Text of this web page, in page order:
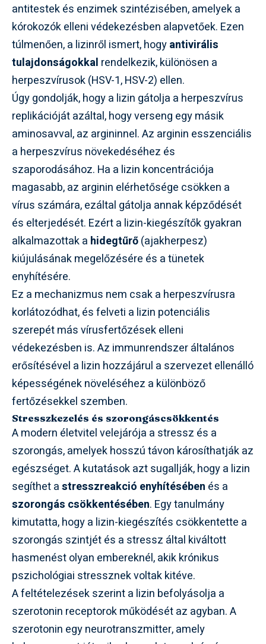
antitestek és enzimek szintézisében, amelyek a
kórokozók elleni védekezésben alapvetőek. Ezen
túlmenően, a lizinről ismert, hogyantivirális
tulajdonságokkal rendelkezik, különösen a
herpeszvírusok (HSV-1, HSV-2) ellen.
Úgy gondolják, hogy a lizin gátolja a herpeszvírus
replikációját azáltal, hogy verseng egy másik
aminosavval, az argininnel. Az arginin esszenciális
a herpeszvírus növekedéséhez és
szaporodásához. Ha a lizin koncentrációja
magasabb, az arginin elérhetősége csökken a
vírus számára, ezáltal gátolja annak képződését
és elterjedését. Ezért a lizin-kiegészítők gyakran
alkalmazottak a hidegtűrő(ajakherpesz)
kiújulásának megelőzésére és a tünetek
enyhítésére.
Ez a mechanizmus nem csak a herpeszvírusra
korlátozódhat, és felveti a lizin potenciális
szerepét más vírusfertőzések elleni
védekezésben is. Az immunrendszer általános
erősítésével a lizin hozzájárul a szervezet ellenálló
képességének növeléséhez a különböző
fertőzésekkel szemben.
Stresszkezelés és szorongáscsökkentés
A modern életvitel velejárója a stressz és a
szorongás, amelyek hosszú távon károsíthatják az
egészséget. A kutatások azt sugallják, hogy a lizin
segíthet astresszreakció enyhítésében és a
szorongás csökkentésében. Egy tanulmány
kimutatta, hogy a lizin-kiegészítés csökkentette a
szorongás szintjét és a stressz által kiváltott
hasmenést olyan embereknél, akik krónikus
pszichológiai stressznek voltak kitéve.
A feltételezések szerint a lizin befolyásolja a
szerotonin receptorok működését az agyban. A
szerotonin egy neurotranszmitter, amely